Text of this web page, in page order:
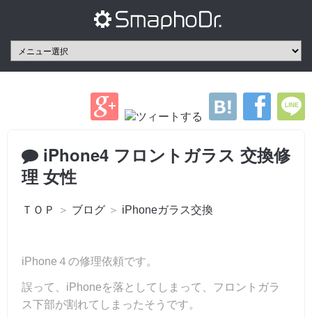
iPhone4 フロントガラス 交換修
理 女性
ＴＯＰ ＞ ブログ ＞ iPhoneガラス交換
iPhone４の修理依頼です。
誤って、iPhoneを落としてしまって、フロントガラ
ス下部が割れてしまったそうです。